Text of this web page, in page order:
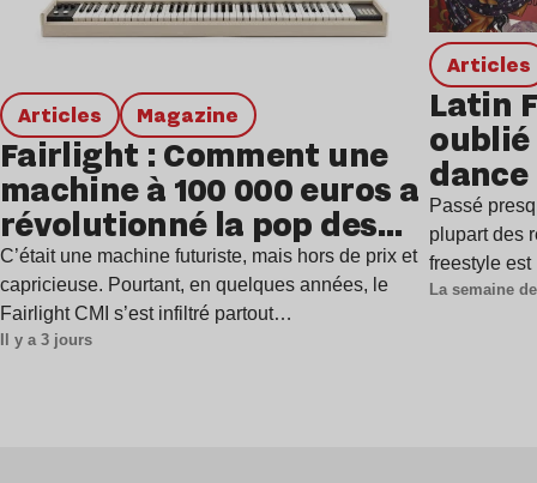
Articles magazine
Fairlight : Comment une
machine à 100 000 euros a
révolutionné la pop des
années 1980 ?
C’était une machine futuriste, mais hors de prix et
capricieuse. Pourtant, en quelques années, le
Fairlight CMI s’est infiltré partout…
Il y a 3 jours
Articles
Latin
oublié
Passé
plupart des
freestyle
La semaine